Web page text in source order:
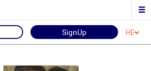
SignUp HE